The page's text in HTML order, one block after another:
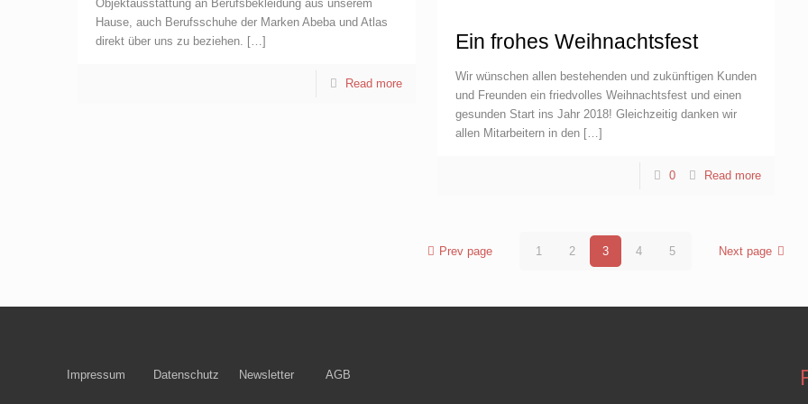
Objektausstattung an Berufsbekleidung aus unserem
Hause, auch Berufsschuhe der Marken Abeba und Atlas
direkt über uns zu beziehen.
[…]
Read more
Ein frohes Weihnachtsfest
Wir wünschen allen bestehenden und zukünftigen Kunden
und Freunden ein friedvolles Weihnachtsfest und einen
gesunden Start ins Jahr 2018! Gleichzeitig danken wir
allen Mitarbeitern in den[…]
0 Read more
Prev page 1 2 3 4 5 Next page
Impressum Datenschutz Newsletter AGB